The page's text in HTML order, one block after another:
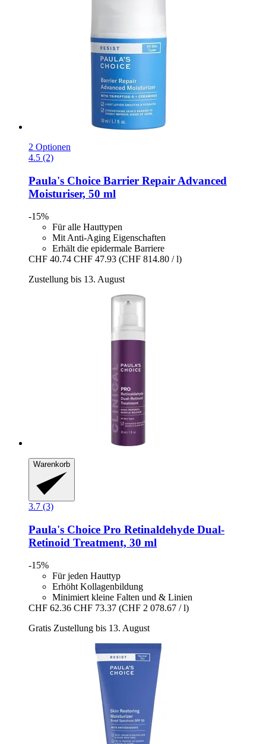
2 Optionen
4.5 (2)
Paula's Choice Barrier Repair Advanced
Moisturiser, 50 ml
-15%
Für alle Hauttypen
Mit Anti-Aging Eigenschaften
Erhält die epidermale Barriere
CHF 40.74 CHF 47.93 (CHF 814.80 / l)
Zustellung bis 13. August
Warenkorb
3.7 (3)
Paula's Choice Pro Retinaldehyde Dual-​
Retinoid Treatment, 30 ml
-15%
Für jeden Hauttyp
Erhöht Kollagenbildung
Minimiert kleine Falten und & Linien
CHF 62.36 CHF 73.37 (CHF 2 078.67 / l)
Gratis Zustellung bis 13. August